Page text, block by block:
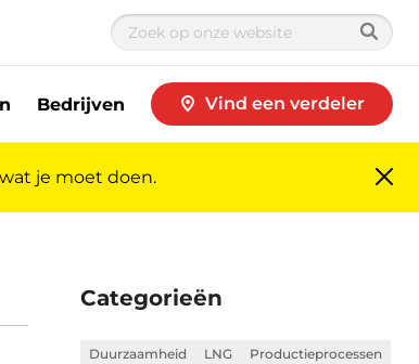
Bedrijven Vind een verdeler
wat je moet doen.
Categorieën
Duurzaamheid LNG
Productieprocessen